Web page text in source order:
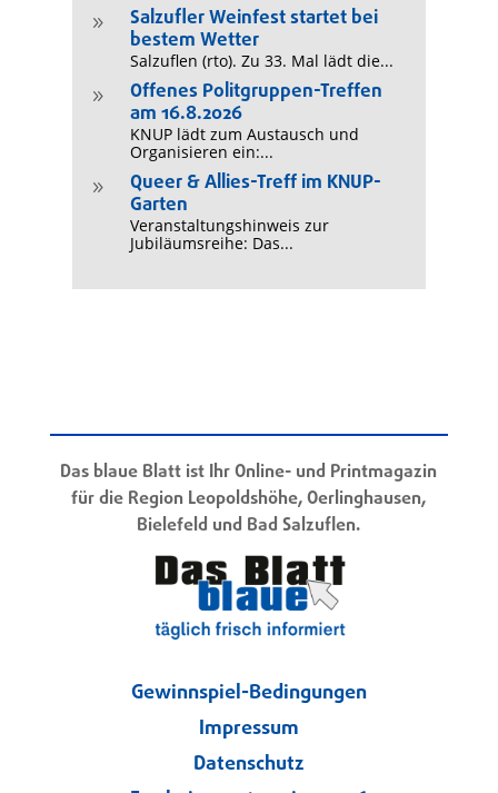
9
Salzufler Weinfest startet bei
bestem Wetter
Salzuflen (rto). Zu 33. Mal lädt die...
9
Offenes Politgruppen-Treffen
am 16.8.2026
KNUP lädt zum Austausch und
Organisieren ein:...
9
Queer & Allies-Treff im KNUP-
Garten
Veranstaltungshinweis zur
Jubiläumsreihe: Das...
Das blaue Blatt ist Ihr Online- und Printmagazin
für die Region Leopoldshöhe, Oerlinghausen,
Bielefeld und Bad Salzuflen.
Gewinnspiel-Bedingungen
Impressum
Datenschutz